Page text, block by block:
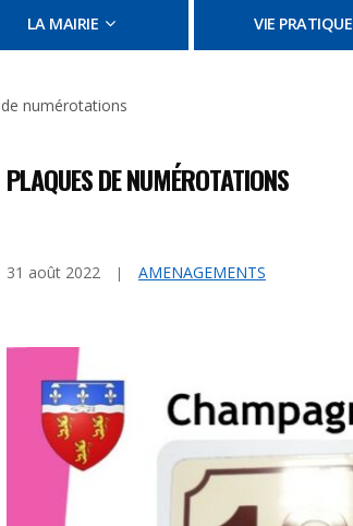
LA MAIRIE VIE PRATIQUE
numérotations
PLAQUES DE NUMÉROTATIONS
31 août 2022 AMENAGEMENTS